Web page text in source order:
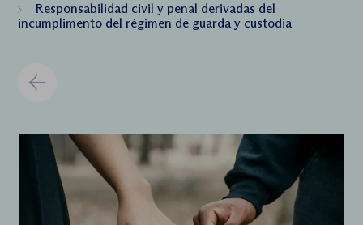
Responsabilidad civil y penal derivadas del
incumplimento del régimen de guarda y custodia